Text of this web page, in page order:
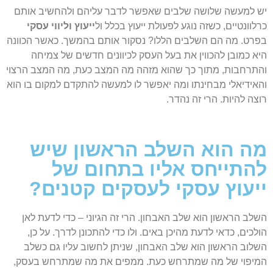
יש למעשה שלושה שלבים שאפשר לדבר עליהם ולהחשיב אותם
כרלוונטיים, כשזה נוגע לפעולת ייעוץ בכלל ולייעוץ וליווי עסקי
בפרט. מה הם השלבים הללו? נסקור אותם בהמשך. כאשר הכוונה
היא כמובן להכווין את בעל העסק לכיוונים חדשים של צמיחה
והתרחבות, מתוך כך שהוא מזהה מה המצב כעת, מה המצב הרצוי
והאידיאלי מבחינתו ומה יאפשר לו למעשה להתקדם למקום בו הוא
רוצה להיות. הרי זה נהדר.
מה הוא השלב הראשון שיש
להתייחס אליו בתחום של
ייעוץ עסקי לעסקים קטנים?
השלב הראשון הוא שלב האבחון. הרי זה הגיוני – כדי לדעת לאן
הולכים, כדאי לדעת מהיכן באים. ולו כדי להתכונן לדרך. על כן,
השלוב הראשון הוא שלב האבחון, שניתן לחשוב עליו גם כשלב
המיפוי של מה שמתרחש כעת. ממפים את מה שמתרחש בעסק,